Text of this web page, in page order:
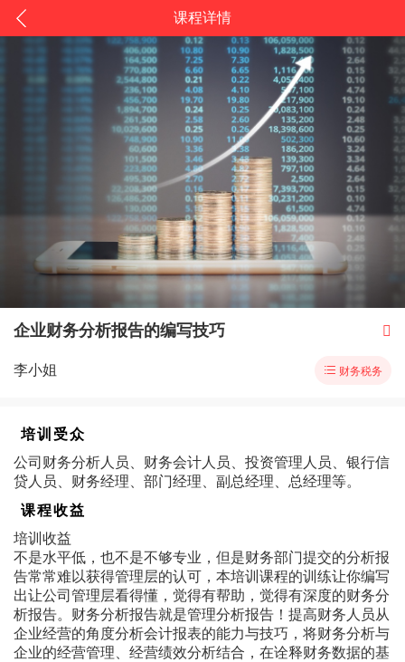
课程详情
企业财务分析报告的编写技巧 
李小姐  财务税务
培训受众
公司财务分析人员、财务会计人员、投资管理人员、银行信
贷人员、财务经理、部门经理、副总经理、总经理等。
课程收益
培训收益
不是水平低，也不是不够专业，但是财务部门提交的分析报
告常常难以获得管理层的认可，本培训课程的训练让你编写
出让公司管理层看得懂，觉得有帮助，觉得有深度的财务分
析报告。财务分析报告就是管理分析报告！提高财务人员从
企业经营的角度分析会计报表的能力与技巧，将财务分析与
企业的经营管理、经营绩效分析结合，在诠释财务数据的基